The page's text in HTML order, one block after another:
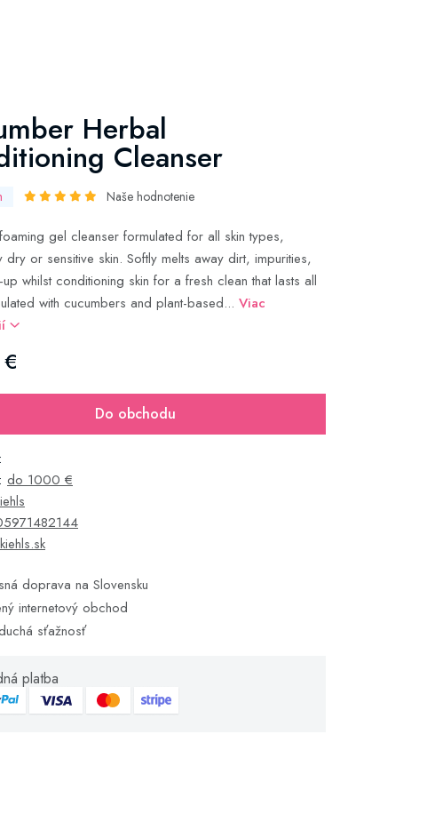
Herbal
Cleanser
Naše hodnotenie
gel cleanser formulated for all skin types,
dry or sensitive skin. Softly melts away dirt, impurities,
whilst conditioning skin for a fresh clean that lasts all
with cucumbers and plant-based... Viac
Do obchodu
do 1000 €
kiehls.sk
doprava na Slovensku
internetový obchod
sťažnosť
platba